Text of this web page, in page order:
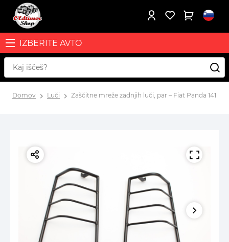
IZBERITE AVTO
Domov Luči Zaščitne mreže zadnjih luči, par – Fiat Panda 141